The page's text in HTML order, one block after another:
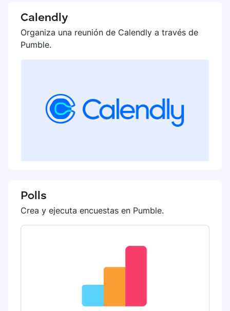
Calendly
Organiza una reunión de Calendly a través de
Pumble.
Polls
Crea y ejecuta encuestas en Pumble.